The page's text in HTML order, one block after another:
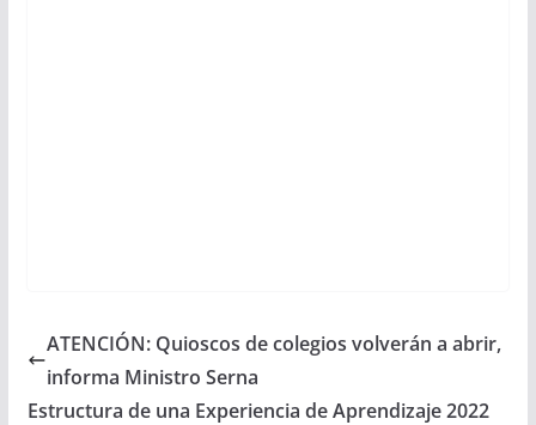
ATENCIÓN: Quioscos de colegios volverán a abrir,
informa Ministro Serna
Estructura de una Experiencia de Aprendizaje 2022